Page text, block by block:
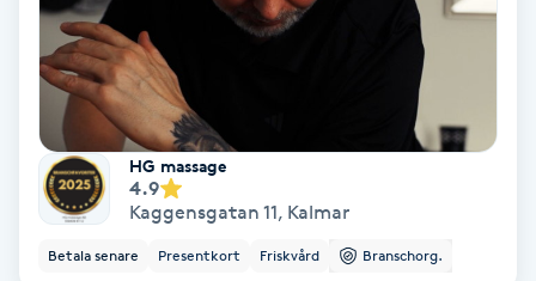
Klippning ungdom
Koppningsmassage
Kosmetisk tatuering
Kostrådgivning
HG massage
4.9
Kaggensgatan 11, Kalmar
Betala senare Presentkort Friskvård Branschorg.